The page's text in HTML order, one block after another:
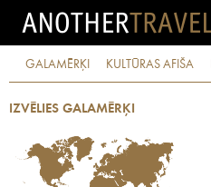
GALAMĒRĶI KULTŪRAS AFIŠA
IZVĒLIES GALAMĒRĶI